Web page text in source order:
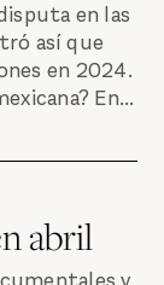
en las
así que
en 2024.
En...
abril